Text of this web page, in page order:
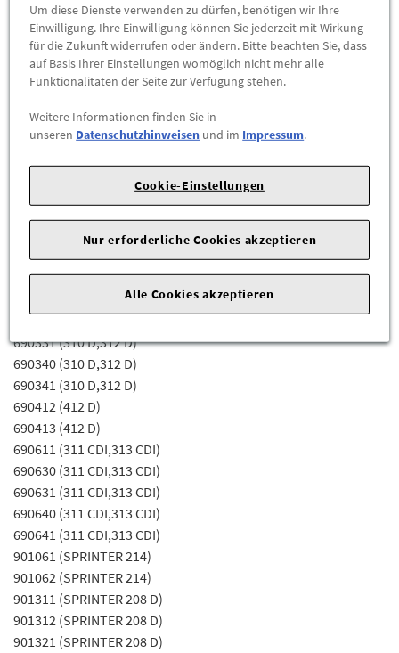
638078 (110 D)
638094 (VITO 108 CDI, 110 CDI, 112 CDI, 113, 114 Bis Ident-Nr.:
246705)
638114 (VITO 113)
638164 (VITO 108 D)
638194 (VITO 108 CDI, 110 CDI, 112 CDI, 113, 114 Bis Ident-Nr.:
638234 (V 230 Kombi)
638244 (V 280 Kombi)
638274 (V 230 Turbodiesel Kombi)
690311 (310 D,312 D)
690331 (310 D,312 D)
690340 (310 D,312 D)
690341 (310 D,312 D)
690412 (412 D)
690413 (412 D)
690611 (311 CDI,313 CDI)
690630 (311 CDI,313 CDI)
690631 (311 CDI,313 CDI)
690640 (311 CDI,313 CDI)
690641 (311 CDI,313 CDI)
901061 (SPRINTER 214)
901062 (SPRINTER 214)
901311 (SPRINTER 208 D)
901312 (SPRINTER 208 D)
901321 (SPRINTER 208 D)
Um diese Dienste verwenden zu dürfen, benötigen wir Ihre
Einwilligung. Ihre Einwilligung können Sie jederzeit mit Wirkung
für die Zukunft widerrufen oder ändern. Bitte beachten Sie, dass
auf Basis Ihrer Einstellungen womöglich nicht mehr alle
Funktionalitäten der Seite zur Verfügung stehen.
Weitere Informationen finden Sie in
unseren Datenschutzhinweisen und im Impressum.
Cookie-Einstellungen
Nur erforderliche Cookies akzeptieren
Alle Cookies akzeptieren